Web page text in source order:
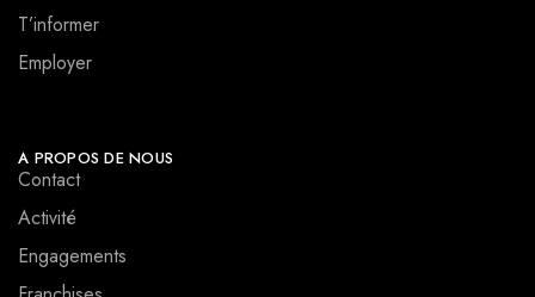
T’informer
Employer
A PROPOS DE NOUS
Contact
Activité
Engagements